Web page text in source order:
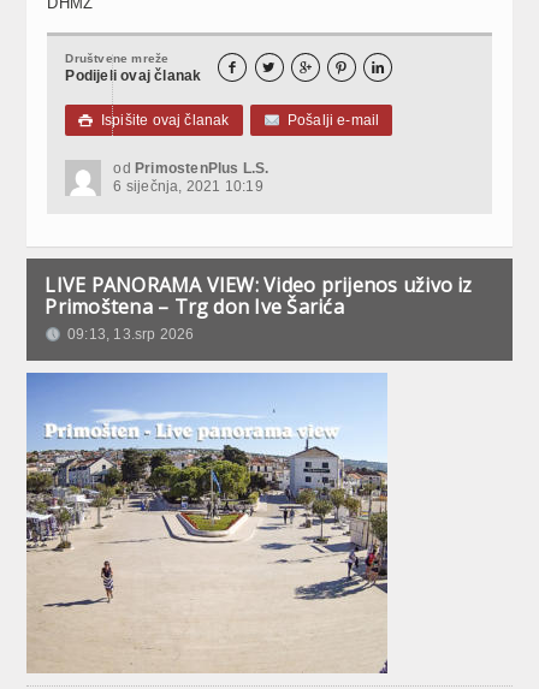
Društvene mreže
Podijeli ovaj članak     
 Ispišite ovaj članak Pošalji e-mail
od PrimostenPlus L.S.
6 siječnja, 2021 10:19
LIVE PANORAMA VIEW: Video prijenos uživo iz
Primoštena – Trg don Ive Šarića
09:13, 13.srp 2026